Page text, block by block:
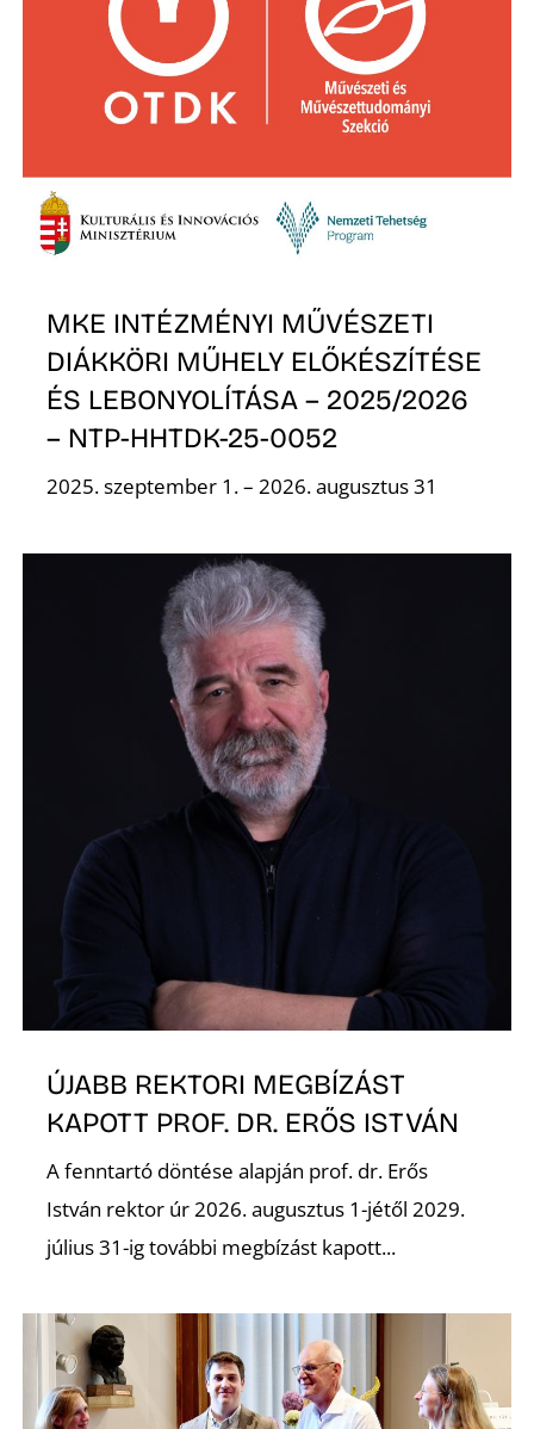
MKE INTÉZMÉNYI MŰVÉSZETI
DIÁKKÖRI MŰHELY ELŐKÉSZÍTÉSE
ÉS LEBONYOLÍTÁSA – 2025/2026
– NTP-HHTDK-25-0052
2025. szeptember 1. – 2026. augusztus 31
ÚJABB REKTORI MEGBÍZÁST
KAPOTT PROF. DR. ERŐS ISTVÁN
A fenntartó döntése alapján prof. dr. Erős
István rektor úr 2026. augusztus 1-jétől 2029.
július 31-ig további megbízást kapott...